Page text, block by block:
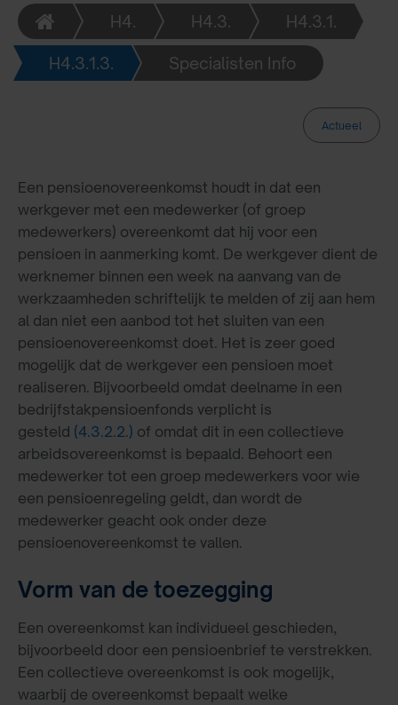
H4. H4.3. H4.3.1.
H4.3.1.3. Specialisten Info
Actueel
Een pensioenovereenkomst houdt in dat een
werkgever met een medewerker (of groep
medewerkers) overeenkomt dat hij voor een
pensioen in aanmerking komt. De werkgever dient de
werknemer binnen een week na aanvang van de
werkzaamheden schriftelijk te melden of zij aan hem
al dan niet een aanbod tot het sluiten van een
pensioenovereenkomst doet. Het is zeer goed
mogelijk dat de werkgever een pensioen moet
realiseren. Bijvoorbeeld omdat deelname in een
bedrijfstakpensioenfonds verplicht is
gesteld (4.3.2.2.) of omdat dit in een collectieve
arbeidsovereenkomst is bepaald. Behoort een
medewerker tot een groep medewerkers voor wie
een pensioenregeling geldt, dan wordt de
medewerker geacht ook onder deze
pensioenovereenkomst te vallen.
Vorm van de toezegging
Een overeenkomst kan individueel geschieden,
bijvoorbeeld door een pensioenbrief te verstrekken.
Een collectieve overeenkomst is ook mogelijk,
waarbij de overeenkomst bepaalt welke